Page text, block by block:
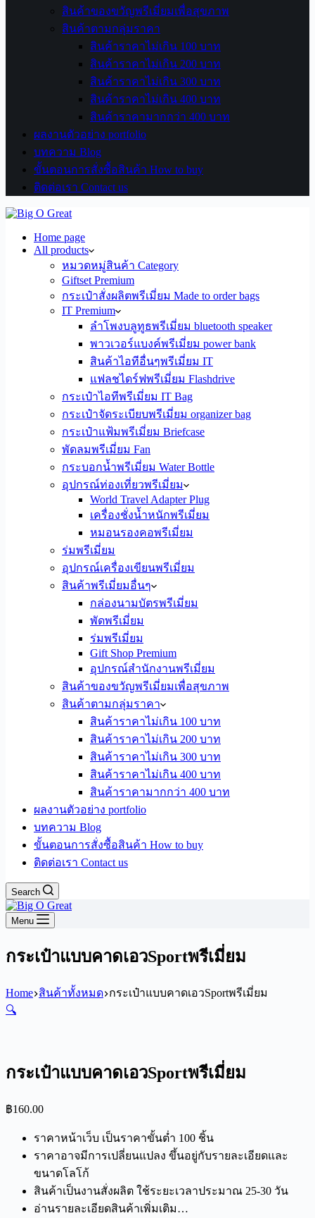
สินค้าของขวัญพรีเมี่ยมเพื่อสุขภาพ
สินค้าตามกลุ่มราคา
สินค้าราคาไม่เกิน 100 บาท
สินค้าราคาไม่เกิน 200 บาท
สินค้าราคาไม่เกิน 300 บาท
สินค้าราคาไม่เกิน 400 บาท
สินค้าราคามากกว่า 400 บาท
ผลงานตัวอย่าง portfolio
บทความ Blog
ขั้นตอนการสั่งซื้อสินค้า How to buy
ติดต่อเรา Contact us
Home page
All products
หมวดหมู่สินค้า Category
Giftset Premium
กระเป๋าสั่งผลิตพรีเมี่ยม Made to order bags
IT Premium
ลำโพงบลูทูธพรีเมี่ยม bluetooth speaker
พาวเวอร์แบงค์พรีเมี่ยม power bank
สินค้าไอทีอื่นๆพรีเมี่ยม IT
แฟลชไดร์ฟพรีเมี่ยม Flashdrive
กระเป๋าไอทีพรีเมี่ยม IT Bag
กระเป๋าจัดระเบียบพรีเมี่ยม organizer bag
กระเป๋าแฟ้มพรีเมี่ยม Briefcase
พัดลมพรีเมี่ยม Fan
กระบอกน้ำพรีเมี่ยม Water Bottle
อุปกรณ์ท่องเที่ยวพรีเมี่ยม
World Travel Adapter Plug
เครื่องชั่งน้ำหนักพรีเมี่ยม
หมอนรองคอพรีเมี่ยม
ร่มพรีเมี่ยม
อุปกรณ์เครื่องเขียนพรีเมี่ยม
สินค้าพรีเมี่ยมอื่นๆ
กล่องนามบัตรพรีเมี่ยม
พัดพรีเมี่ยม
ร่มพรีเมี่ยม
Gift Shop Premium
อุปกรณ์สำนักงานพรีเมี่ยม
สินค้าของขวัญพรีเมี่ยมเพื่อสุขภาพ
สินค้าตามกลุ่มราคา
สินค้าราคาไม่เกิน 100 บาท
สินค้าราคาไม่เกิน 200 บาท
สินค้าราคาไม่เกิน 300 บาท
สินค้าราคาไม่เกิน 400 บาท
สินค้าราคามากกว่า 400 บาท
ผลงานตัวอย่าง portfolio
บทความ Blog
ขั้นตอนการสั่งซื้อสินค้า How to buy
ติดต่อเรา Contact us
Search
Menu
กระเป๋าแบบคาดเอวSportพรีเมี่ยม
Home สินค้าทั้งหมด กระเป๋าแบบคาดเอวSportพรีเมี่ยม
🔍
กระเป๋าแบบคาดเอวSportพรีเมี่ยม
฿160.00
ราคาหน้าเว็บ เป็นราคาขั้นต่ำ 100 ชิ้น
ราคาอาจมีการเปลี่ยนแปลง ขึ้นอยู่กับรายละเอียดและ
ขนาดโลโก้
สินค้าเป็นงานสั่งผลิต ใช้ระยะเวลาประมาณ 25-30 วัน
อ่านรายละเอียดสินค้าเพิ่มเติม…